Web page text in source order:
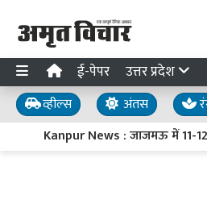
ई-पेपर उत्तर प्रदेश
व्हील्स अंतस
Kanpur News : जाजमऊ में 11-